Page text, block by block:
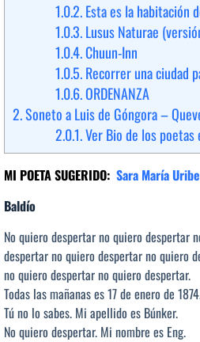
1.0.2.Esta es la habitación
1.0.3.Lusus Naturae
1.0.4.Chuun-Inn
1.0.5.Recorrer una ciudad
1.0.6.ORDENANZA
2.Soneto a Luis de Góngora –
2.0.1.Ver Bio de los
MI POETA SUGERIDO: Sara María
Baldío
No quiero despertar no quiero despertar
despertar no quiero despertar no quiero
no quiero despertar no quiero despertar.
Todas las mañanas es 17 de enero de
Tú no lo sabes. Mi apellido es Búnker.
No quiero despertar. Mi nombre es Eng.